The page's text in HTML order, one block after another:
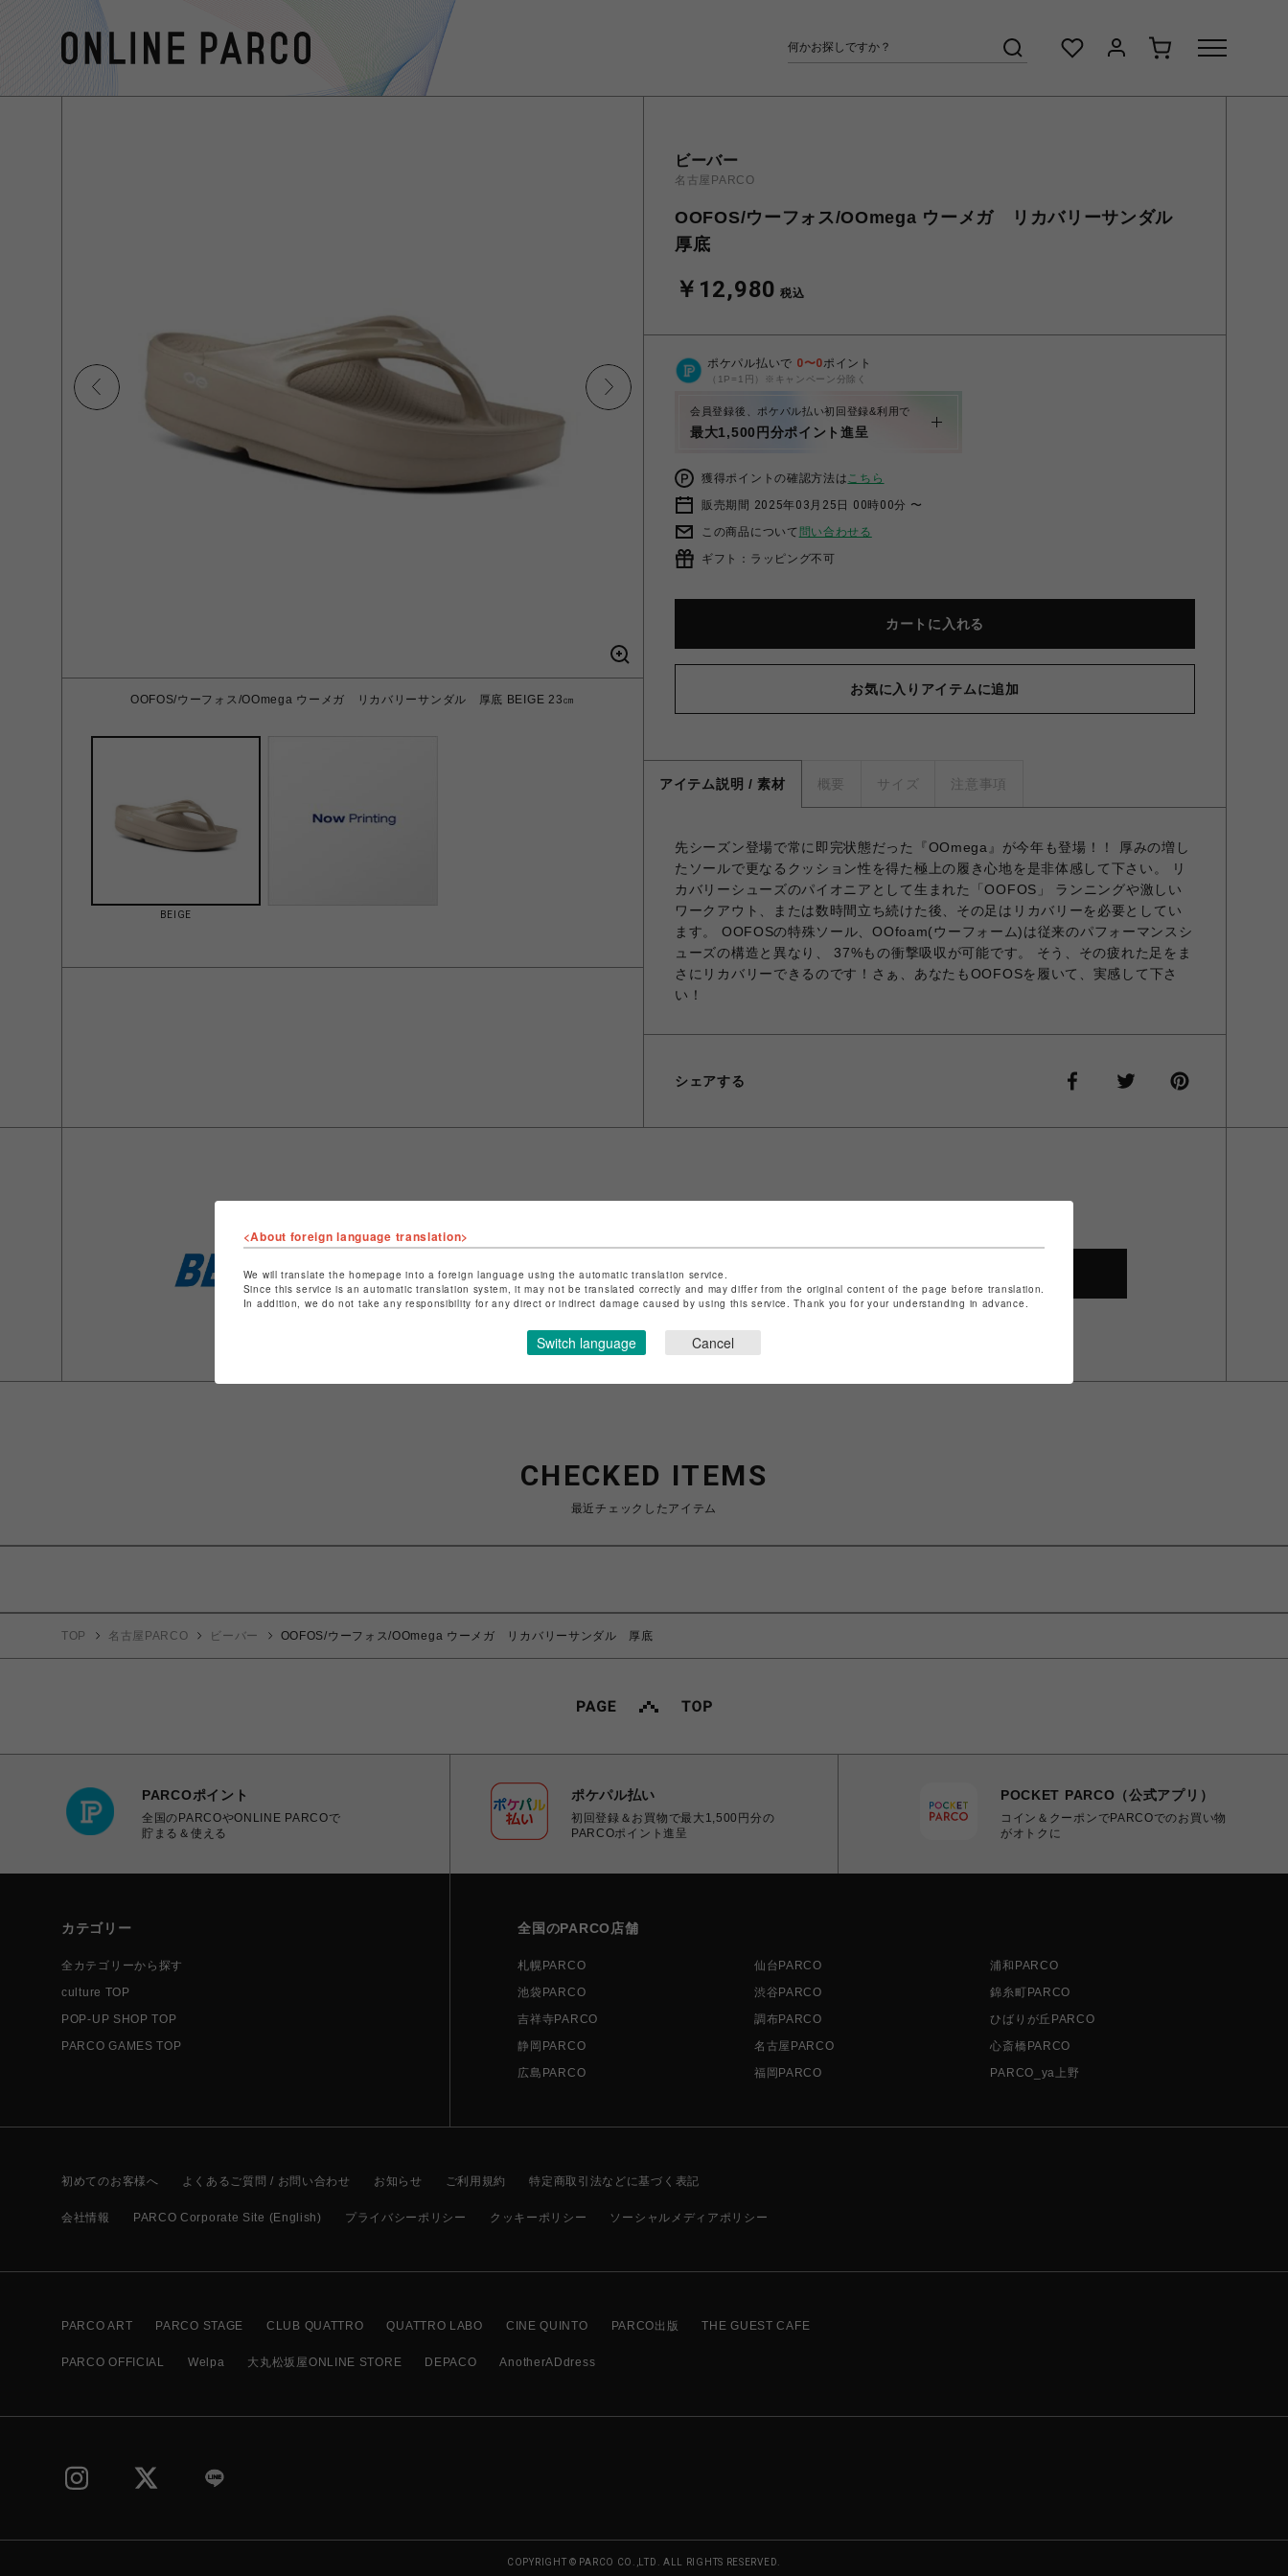
OOFOS/ウーフォス/OOmega ウーメガ リカバリーサンダル 厚底 BEIGE 23㎝
BEIGE
ビーバー
名古屋PARCO
OOFOS/ウーフォス/OOmega ウーメガ リカバリーサンダル
厚底
￥12,980 税込
ポケパル払いで 0〜0ポイント
（1P=1円）※キャンペーン分除く
会員登録後、ポケパル払い初回登録&利用で
最大1,500円分ポイント進呈
獲得ポイントの確認方法はこちら
販売期間 2025年03月25日 00時00分 〜
この商品について 問い合わせる
ギフト：ラッピング不可
カートに入れる
お気に入りアイテムに追加
アイテム説明 / 素材 概要 サイズ 注意事項
先シーズン登場で常に即完状態だった『OOmega』が今年も登場！！ 厚みの増し
たソールで更なるクッション性を得た極上の履き心地を是非体感して下さい。 リ
カバリーシューズのパイオニアとして生まれた「OOFOS」 ランニングや激しい
ワークアウト、または数時間立ち続けた後、その足はリカバリーを必要としてい
ます。 OOFOSの特殊ソール、OOfoam(ウーフォーム)は従来のパフォーマンスシ
ューズの構造と異なり、 37%もの衝撃吸収が可能です。 そう、その疲れた足をま
さにリカバリーできるのです！さぁ、あなたもOOFOSを履いて、実感して下さ
い！
シェアする
特定商取引法など法令に基づく表記はこちら
CHECKED ITEMS
最近チェックしたアイテム
TOP 名古屋PARCO ビーバー OOFOS/ウーフォス/OOmega ウーメガ リカバリーサンダル 厚底
PARCOポイント
全国のPARCOやONLINE PARCOで
貯まる＆使える
ポケパル払い
初回登録＆お買物で最大1,500円分の
PARCOポイント進呈
POCKET PARCO（公式アプリ）
コイン＆クーポンでPARCOでのお買い物
がオトクに
カテゴリー
全カテゴリーから探す
culture TOP
POP-UP SHOP TOP
PARCO GAMES TOP
全国のPARCO店舗
札幌PARCO 仙台PARCO
浦和PARCO
池袋PARCO
渋谷PARCO
錦糸町PARCO
吉祥寺PARCO
調布PARCO
ひばりが丘PARCO
静岡PARCO
名古屋PARCO
心斎橋PARCO
広島PARCO
福岡PARCO PARCO_ya上野
初めてのお客様へ よくあるご質問 / お問い合わせ お知らせ ご利用規約 特定商取引法などに基づく表記
会社情報 PARCO Corporate Site (English) プライバシーポリシー クッキーポリシー ソーシャルメディアポリシー
PARCO ART PARCO STAGE CLUB QUATTRO QUATTRO LABO CINE QUINTO PARCO出版 THE GUEST CAFE
PARCO OFFICIAL Welpa 大丸松坂屋ONLINE STORE DEPACO AnotherADdress
COPYRIGHT © PARCO CO.,LTD. ALL RIGHTS RESERVED.
<About foreign language translation>
We will translate the homepage into a foreign language using the automatic translation service.
Since this service is an automatic translation system, it may not be translated correctly and may differ from the original content of the page before translation.
In addition, we do not take any responsibility for any direct or indirect damage caused by using this service. Thank you for your understanding in advance.
Switch language Cancel